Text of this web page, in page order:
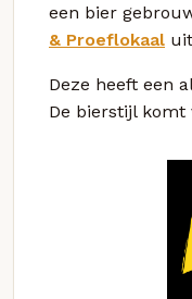
een bier
& Proeflokaal
Deze heeft een
De bierstijl